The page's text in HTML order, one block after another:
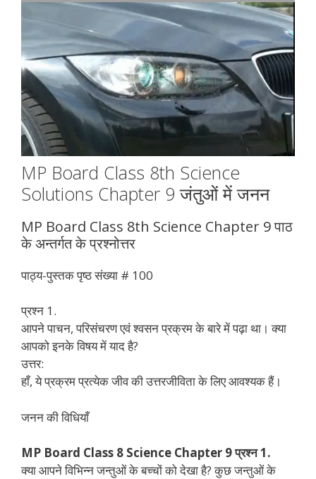
MP Board Class 8th Science
Solutions Chapter 9 जंतुओं में जनन
MP Board Class 8th Science Chapter 9 पाठ
के अन्तर्गत के प्रश्नोत्तर
पाठ्य-पुस्तक पृष्ठ संख्या # 100
प्रश्न 1.
आपने पाचन, परिसंचरण एवं श्वसन प्रक्रम के बारे में पढ़ा था। क्या
आपको इनके विषय में याद है?
उत्तर:
हाँ, ये प्रक्रम प्रत्येक जीव की उत्तरजीविता के लिए आवश्यक हैं।
जनन की विधियाँ
MP Board Class 8 Science Chapter 9 प्रश्न 1.
क्या आपने विभिन्न जन्तुओं के बच्चों को देखा है? कुछ जन्तुओं के